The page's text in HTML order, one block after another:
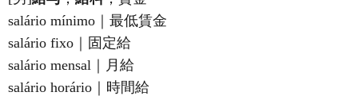
salário mínimo｜最低賃金
salário fixo｜固定給
salário mensal｜月給
salário horário｜時間給